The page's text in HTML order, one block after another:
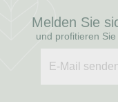
Melden Sie
und profitieren